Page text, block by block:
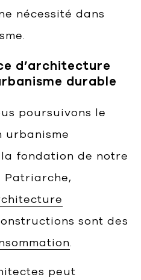
nécessité dans
d’architecture
durable
poursuivons le
urbanisme
fondation de notre
Patriarche,
sont des
.
peut